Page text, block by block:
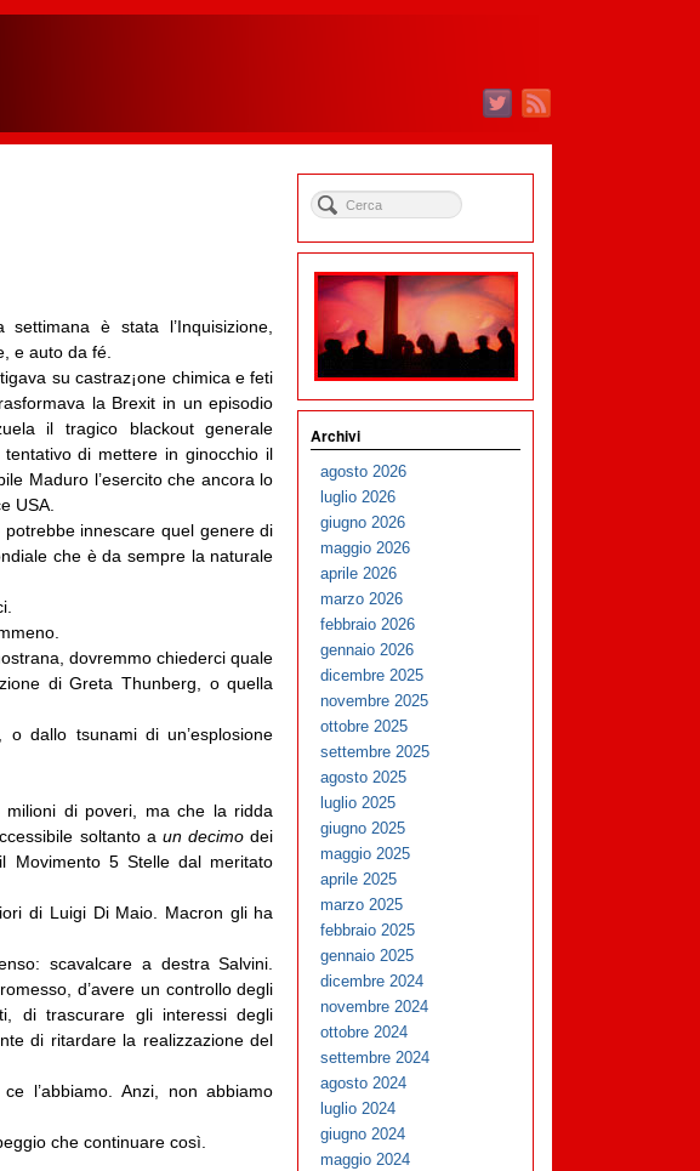
è stata l’Inquisizione,
e auto da fé.
su castraz¡one chimica e feti
la Brexit in un episodio
il tragico blackout generale
di mettere in ginocchio il
Maduro l’esercito che ancora lo
USA.
innescare quel genere di
che è da sempre la naturale
dovremmo chiederci quale
di Greta Thunberg, o quella
dallo tsunami di un’esplosione
di poveri, ma che la ridda
soltanto aun decimo dei
Movimento 5 Stelle dal meritato
di Luigi Di Maio. Macron gli ha
scavalcare a destra Salvini.
d’avere un controllo degli
di trascurare gli interessi degli
di ritardare la realizzazione del
l’abbiamo. Anzi, non abbiamo
che continuare così.
Archivi
agosto 2026
luglio 2026
giugno 2026
maggio 2026
aprile 2026
marzo 2026
febbraio 2026
gennaio 2026
dicembre 2025
novembre 2025
ottobre 2025
settembre 2025
agosto 2025
luglio 2025
giugno 2025
maggio 2025
aprile 2025
marzo 2025
febbraio 2025
gennaio 2025
dicembre 2024
novembre 2024
ottobre 2024
settembre 2024
agosto 2024
luglio 2024
giugno 2024
maggio 2024